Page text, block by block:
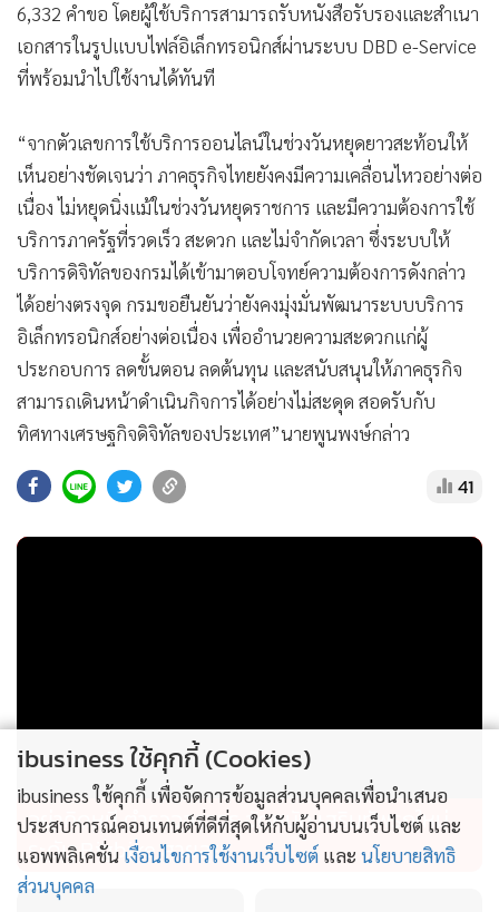
6,332 คำขอ โดยผู้ใช้บริการสามารถรับหนังสือรับรองและสำเนา
เอกสารในรูปแบบไฟล์อิเล็กทรอนิกส์ผ่านระบบ DBD e-Service
ที่พร้อมนำไปใช้งานได้ทันที
“จากตัวเลขการใช้บริการออนไลน์ในช่วงวันหยุดยาวสะท้อนให้
เห็นอย่างชัดเจนว่า ภาคธุรกิจไทยยังคงมีความเคลื่อนไหวอย่างต่อ
เนื่อง ไม่หยุดนิ่งแม้ในช่วงวันหยุดราชการ และมีความต้องการใช้
บริการภาครัฐที่รวดเร็ว สะดวก และไม่จำกัดเวลา ซึ่งระบบให้
บริการดิจิทัลของกรมได้เข้ามาตอบโจทย์ความต้องการดังกล่าว
ได้อย่างตรงจุด กรมขอยืนยันว่ายังคงมุ่งมั่นพัฒนาระบบบริการ
อิเล็กทรอนิกส์อย่างต่อเนื่อง เพื่ออำนวยความสะดวกแก่ผู้
ประกอบการ ลดขั้นตอน ลดต้นทุน และสนับสนุนให้ภาคธุรกิจ
สามารถเดินหน้าดำเนินกิจการได้อย่างไม่สะดุด สอดรับกับ
ทิศทางเศรษฐกิจดิจิทัลของประเทศ”นายพูนพงษ์กล่าว
41
อย่าคิดหนี ตำรวจจราจร จัดหนัก เสริมทัพรถใหม่
ระดับ Bigbike สายลุย
ibusiness ใช้คุกกี้ (Cookies)
ibusiness ใช้คุกกี้ เพื่อจัดการข้อมูลส่วนบุคคลเพื่อนำเสนอ
ประสบการณ์คอนเทนต์ที่ดีที่สุดให้กับผู้อ่านบนเว็บไซต์ และ
แอพพลิเคชั่น เงื่อนไขการใช้งานเว็บไซต์ และ นโยบายสิทธิ
ส่วนบุคคล